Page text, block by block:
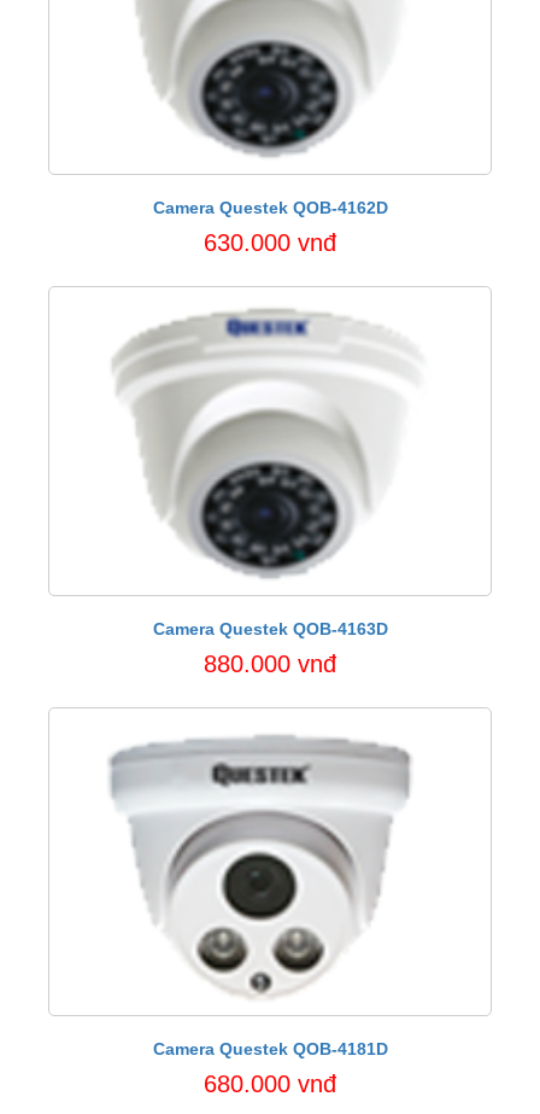
Camera Questek QOB-4162D
630.000 vnđ
Camera Questek QOB-4163D
880.000 vnđ
Camera Questek QOB-4181D
680.000 vnđ